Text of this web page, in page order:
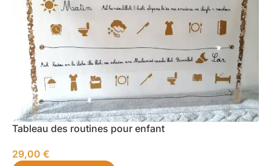
Tableau des routines pour enfant
29,00 €